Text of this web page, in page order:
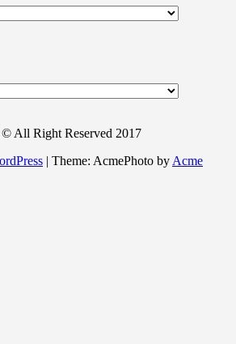
All Right Reserved 2017
| Theme: AcmePhoto by Acme